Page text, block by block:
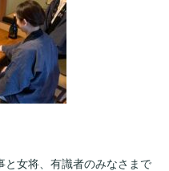
と女将、有識者のみなさまで